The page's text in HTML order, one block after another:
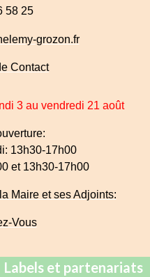
58 25
grozon.fr
Contact
3 au vendredi 21 août
13h30-17h00
et 13h30-17h00
Maire et ses Adjoints:
Vous
Labels et partenariats